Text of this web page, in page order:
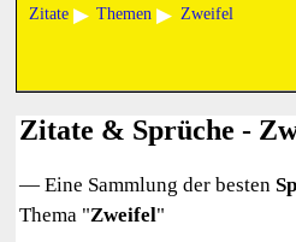
Zitate Themen Zweifel
Zitate & Sprüche -
— Eine Sammlung der besten
Thema "Zweifel"